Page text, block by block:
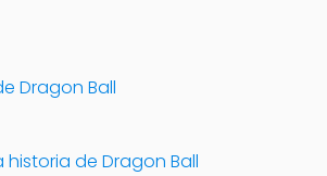
Dragon Ball
de Dragon Ball